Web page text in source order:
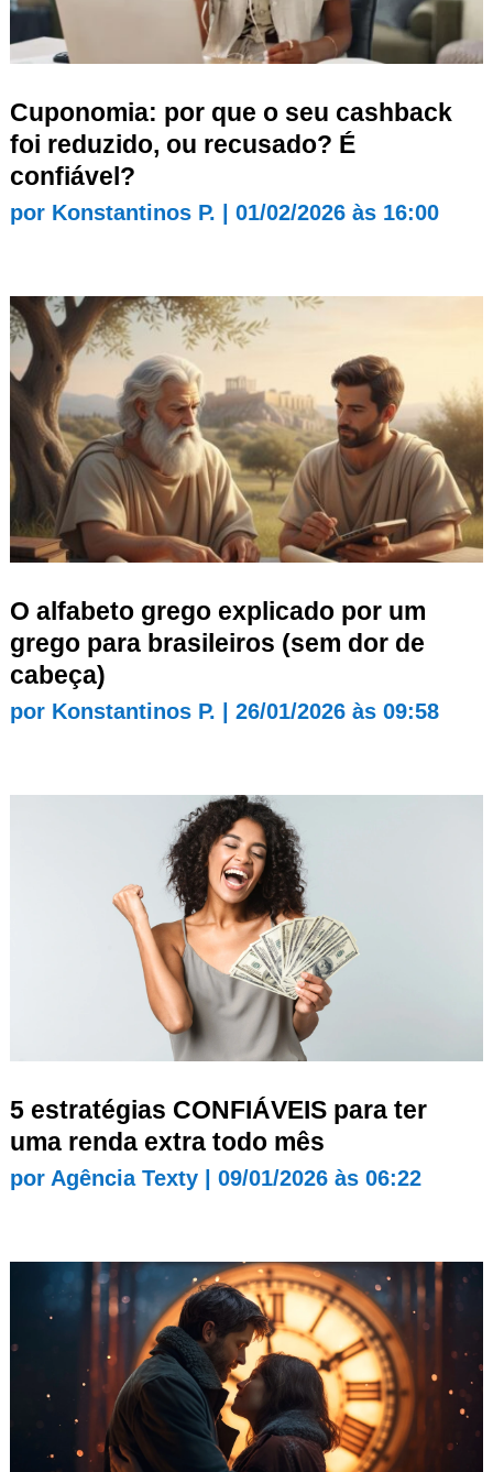
Cuponomia: por que o seu cashback
foi reduzido, ou recusado? É
confiável?
por Konstantinos P. 01/02/2026 às 16:00
O alfabeto grego explicado por um
grego para brasileiros (sem dor de
cabeça)
por Konstantinos P. 26/01/2026 às 09:58
5 estratégias CONFIÁVEIS para ter
uma renda extra todo mês
por Agência Texty| 09/01/2026 às 06:22